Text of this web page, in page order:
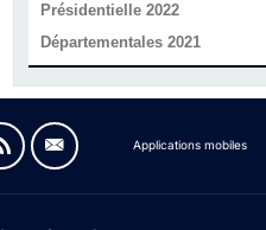
Présidentielle 2022
Départementales 2021
Applications mobiles